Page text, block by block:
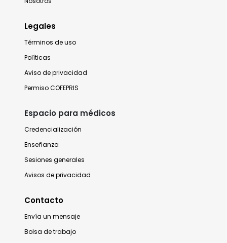
Legales
Términos de uso
Políticas
Aviso de privacidad
Permiso COFEPRIS
Espacio para médicos
Credencialización
Enseñanza
Sesiones generales
Avisos de privacidad
Contacto
Envía un mensaje
Bolsa de trabajo